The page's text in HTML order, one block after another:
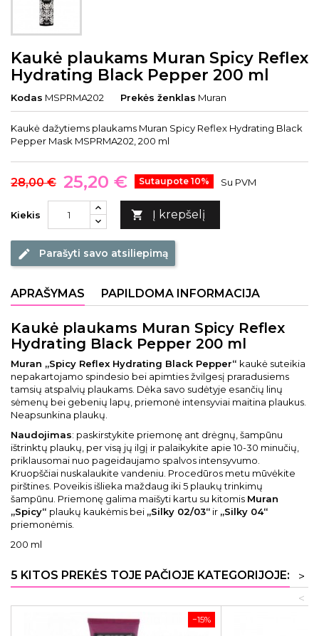
Kaukė plaukams Muran Spicy Reflex
Hydrating Black Pepper 200 ml
Kodas MSPRMA202 Prekės ženklas Muran
Kaukė dažytiems plaukams Muran Spicy Reflex Hydrating Black
Pepper Mask MSPRMA202, 200 ml
28,00 € 25,20 € Sutaupote 10% Su PVM
Kiekis  Į krepšelį
edit Parašyti savo atsiliepimą
APRAŠYMAS PAPILDOMA INFORMACIJA
Kaukė plaukams Muran Spicy Reflex
Hydrating Black Pepper 200 ml
Muran „Spicy Reflex Hydrating Black Pepper“ kaukė suteikia
nepakartojamo spindesio bei apimties žvilgesį praradusiems
tamsių atspalvių plaukams. Dėka savo sudėtyje esančių linų
sėmenų bei gebenių lapų, priemonė intensyviai maitina plaukus.
Neapsunkina plaukų.
Naudojimas: paskirstykite priemonę ant drėgnų, šampūnu
ištrinktų plaukų, per visą jų ilgį ir palaikykite apie 10-30 minučių,
priklausomai nuo pageidaujamo spalvos intensyvumo.
Kruopščiai nuskalaukite vandeniu. Procedūros metu mūvėkite
pirštines. Poveikis išlieka maždaug iki 5 plaukų trinkimų
šampūnu. Priemonę galima maišyti kartu su kitomis Muran
„Spicy“ plaukų kaukėmis bei „Silky 02/03“ ir „Silky 04“
priemonėmis.
200 ml
5 KITOS PREKĖS TOJE PAČIOJE KATEGORIJOJE:
>
<
−15%